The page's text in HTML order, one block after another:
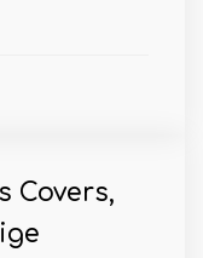
Covers,